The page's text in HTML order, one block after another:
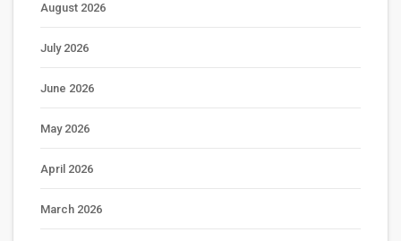
August 2026
July 2026
June 2026
May 2026
April 2026
March 2026